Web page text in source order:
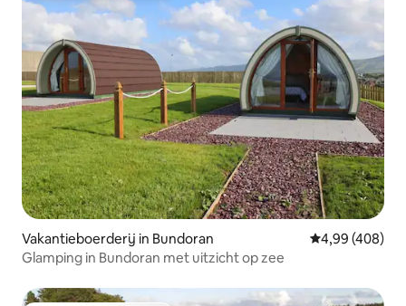
Vakantieboerderij in Bundoran Gemiddelde
4,99 (408)
Glamping in Bundoran met uitzicht op zee